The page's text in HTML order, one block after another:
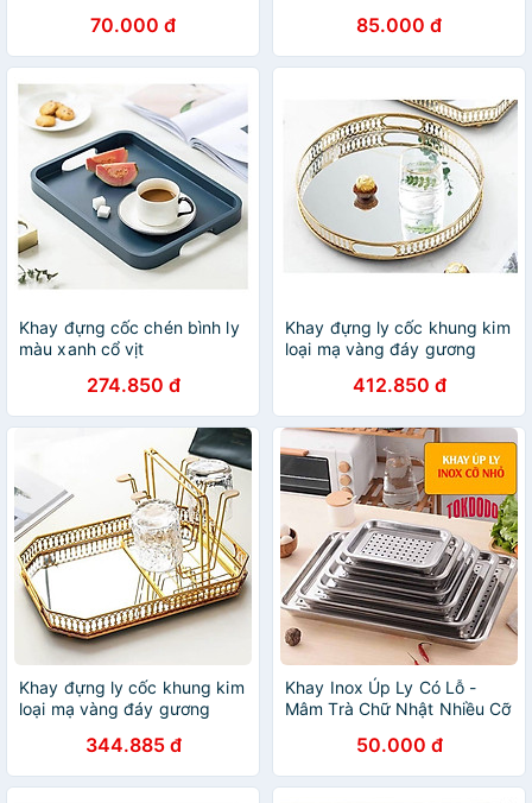
70.000 đ 85.000 đ
Khay đựng cốc chén bình ly
màu xanh cổ vịt
274.850 đ
Khay đựng ly cốc khung kim
loại mạ vàng đáy gương
412.850 đ
Khay đựng ly cốc khung kim
loại mạ vàng đáy gương
344.885 đ
Khay Inox Úp Ly Có Lỗ -
Mâm Trà Chữ Nhật Nhiều Cỡ
50.000 đ